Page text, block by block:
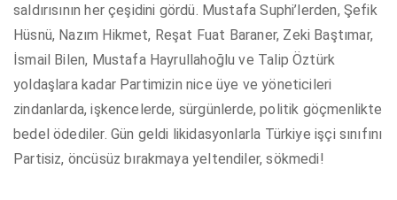
saldırısının her çeşidini gördü. Mustafa Suphi’lerden, Şefik
Hüsnü, Nazım Hikmet, Reşat Fuat Baraner, Zeki Baştımar,
İsmail Bilen, Mustafa Hayrullahoğlu ve Talip Öztürk
yoldaşlara kadar Partimizin nice üye ve yöneticileri
zindanlarda, işkencelerde, sürgünlerde, politik göçmenlikte
bedel ödediler. Gün geldi likidasyonlarla Türkiye işçi sınıfını
Partisiz, öncüsüz bırakmaya yeltendiler, sökmedi!